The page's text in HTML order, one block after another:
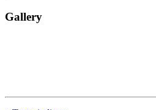
Gallery